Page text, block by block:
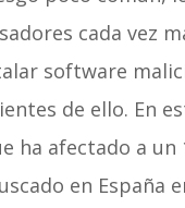
cada vez
software
de ello. En
ha afectado a un
en España